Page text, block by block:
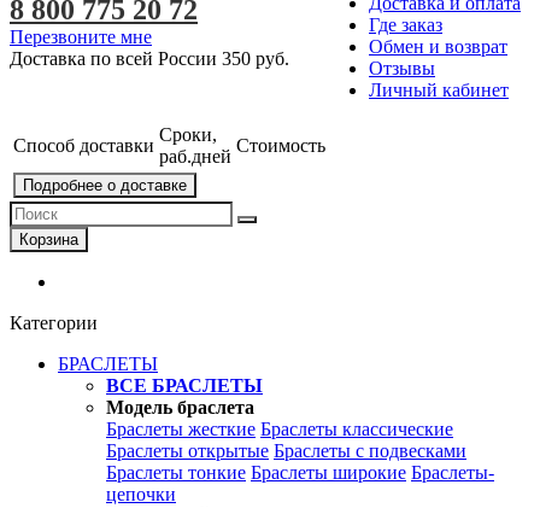
Где заказ
Обмен и возврат
Отзывы
Личный кабинет
8 800 775 20 72
Перезвоните мне
Доставка по всей России 350 руб.
Способ доставки
Сроки,
раб.дней
Стоимость
Подробнее о доставке
Корзина
Категории
БРАСЛЕТЫ
ВСЕ БРАСЛЕТЫ
Модель браслета
Браслеты жесткие Браслеты классические
Браслеты открытые Браслеты с подвесками
Браслеты тонкие Браслеты широкие Браслеты-
цепочки